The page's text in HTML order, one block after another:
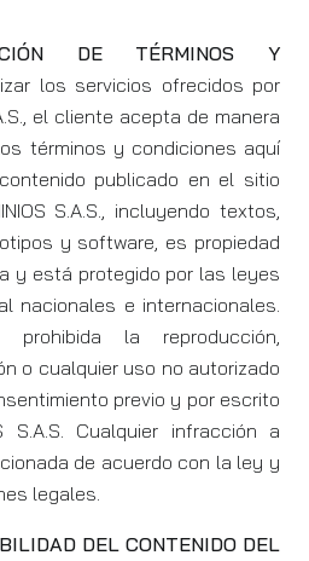
DE TÉRMINOS Y
los servicios ofrecidos por
el cliente acepta de manera
términos y condiciones aquí
publicado en el sitio
S.A.S., incluyendo textos,
y software, es propiedad
y está protegido por las leyes
nacionales e internacionales.
prohibida la reproducción,
o cualquier uso no autorizado
previo y por escrito
S.A.S. Cualquier infracción a
de acuerdo con la ley y
legales.
DEL CONTENIDO DEL